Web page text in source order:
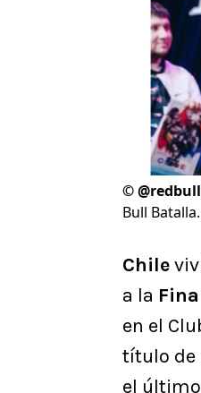
©
Bull
Chile
a la
en el
título de
el